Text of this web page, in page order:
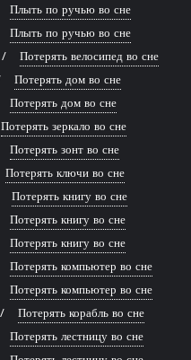
Плыть по ручью во сне
Плыть по ручью во сне
Потерять велосипед во сне
Потерять дом во сне
Потерять дом во сне
Потерять зеркало во сне
Потерять зонт во сне
Потерять ключи во сне
Потерять книгу во сне
Потерять книгу во сне
Потерять книгу во сне
Потерять компьютер во сне
Потерять компьютер во сне
Потерять корабль во сне
Потерять лестницу во сне